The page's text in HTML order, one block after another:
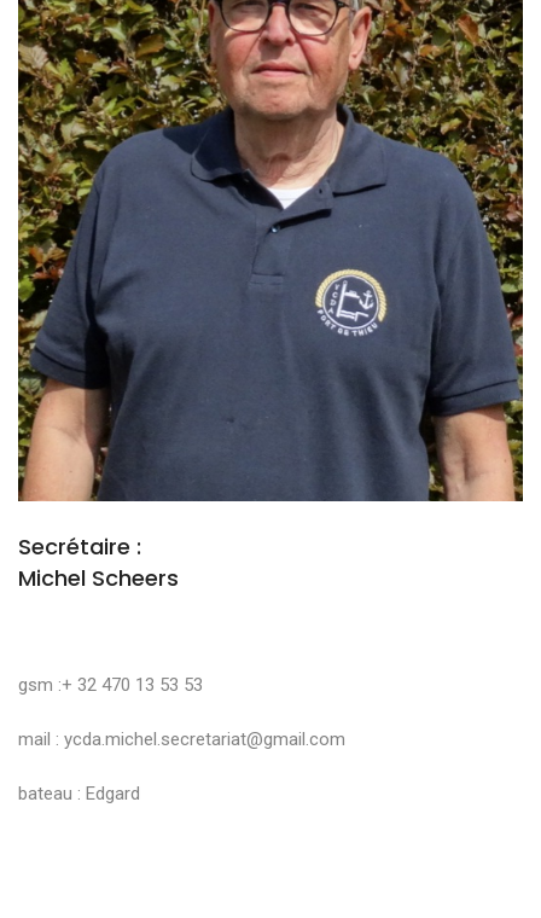
Secrétaire :
Michel Scheers
gsm :+ 32 470 13 53 53
mail : ycda.michel.secretariat@gmail.com
bateau : Edgard